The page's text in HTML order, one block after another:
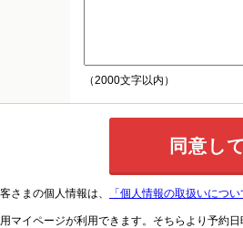
（2000文字以内）
さまの個人情報は、 「個人情報の取扱いについ
マイページが利用できます。そちらより予約日